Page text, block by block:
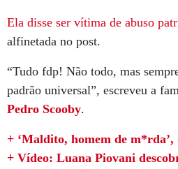
Ela disse ser vítima de abuso
alfinetada no post.
“Tudo fdp! Não todo, mas
padrão universal”, escreveu a
Pedro Scooby.
+ ‘Maldito, homem de
+ Vídeo: Luana Piovani